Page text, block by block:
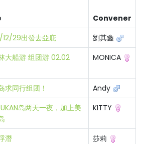
Convener
12/29出發去亞庇
劉其鑫
大船游 组团游 02.02 MONICA
求同行组团！
Andy
岛两天一夜，加上美
KITTY
潛 莎莉